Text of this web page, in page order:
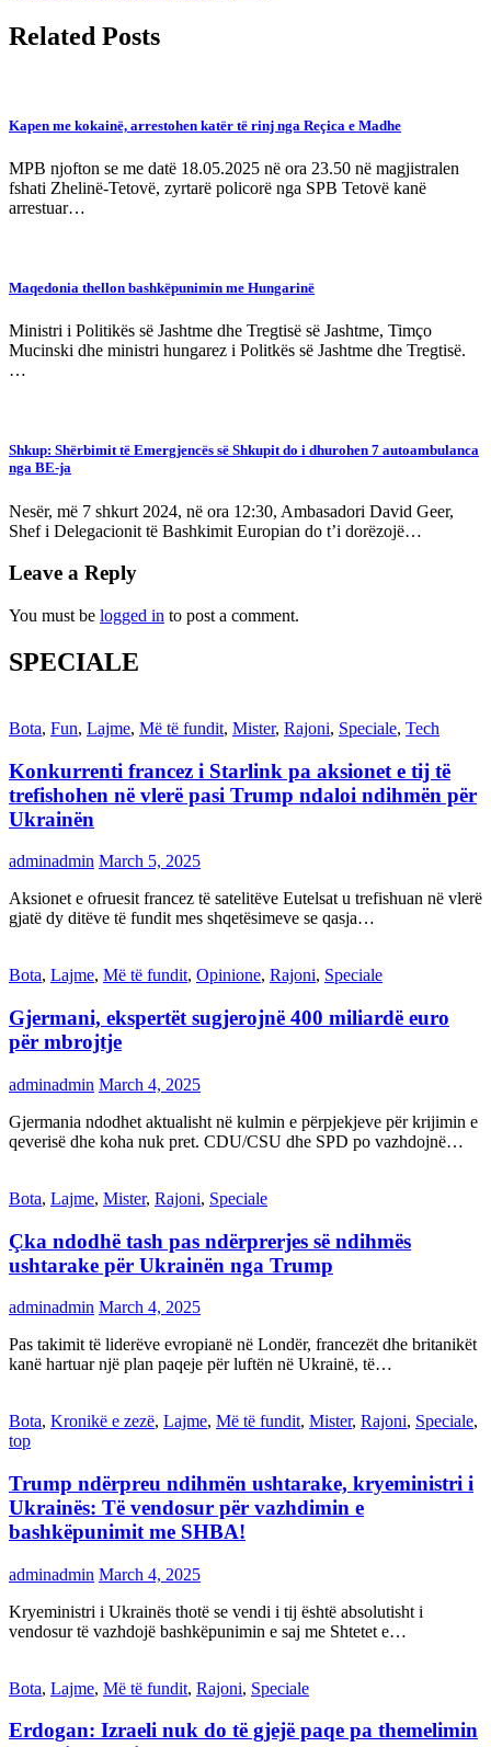
Related Posts
Kapen me kokainë, arrestohen katër të rinj nga Reçica e Madhe
MPB njofton se me datë 18.05.2025 në ora 23.50 në magjistralen
fshati Zhelinë-Tetovë, zyrtarë policorë nga SPB Tetovë kanë
arrestuar…
Maqedonia thellon bashkëpunimin me Hungarinë
Ministri i Politikës së Jashtme dhe Tregtisë së Jashtme, Timço
Mucinski dhe ministri hungarez i Politkës së Jashtme dhe Tregtisë.
…
Shkup: Shërbimit të Emergjencës së Shkupit do i dhurohen 7 autoambulanca
nga BE-ja
Nesër, më 7 shkurt 2024, në ora 12:30, Ambasadori David Geer,
Shef i Delegacionit të Bashkimit Europian do t’i dorëzojë…
Leave a Reply
You must be logged in to post a comment.
SPECIALE
Bota, Fun, Lajme, Më të fundit, Mister, Rajoni, Speciale, Tech
Konkurrenti francez i Starlink pa aksionet e tij të
trefishohen në vlerë pasi Trump ndaloi ndihmën për
Ukrainën
adminadmin March 5, 2025
Aksionet e ofruesit francez të satelitëve Eutelsat u trefishuan në vlerë
gjatë dy ditëve të fundit mes shqetësimeve se qasja…
Bota, Lajme, Më të fundit, Opinione, Rajoni, Speciale
Gjermani, ekspertët sugjerojnë 400 miliardë euro
për mbrojtje
adminadmin March 4, 2025
Gjermania ndodhet aktualisht në kulmin e përpjekjeve për krijimin e
qeverisë dhe koha nuk pret. CDU/CSU dhe SPD po vazhdojnë…
Bota, Lajme, Mister, Rajoni, Speciale
Çka ndodhë tash pas ndërprerjes së ndihmës
ushtarake për Ukrainën nga Trump
adminadmin March 4, 2025
Pas takimit të liderëve evropianë në Londër, francezët dhe britanikët
kanë hartuar një plan paqeje për luftën në Ukrainë, të…
Bota, Kronikë e zezë, Lajme, Më të fundit, Mister, Rajoni, Speciale,
top
Trump ndërpreu ndihmën ushtarake, kryeministri i
Ukrainës: Të vendosur për vazhdimin e
bashkëpunimit me SHBA!
adminadmin March 4, 2025
Kryeministri i Ukrainës thotë se vendi i tij është absolutisht i
vendosur të vazhdojë bashkëpunimin e saj me Shtetet e…
Bota, Lajme, Më të fundit, Rajoni, Speciale
Erdogan: Izraeli nuk do të gjejë paqe pa themelimin